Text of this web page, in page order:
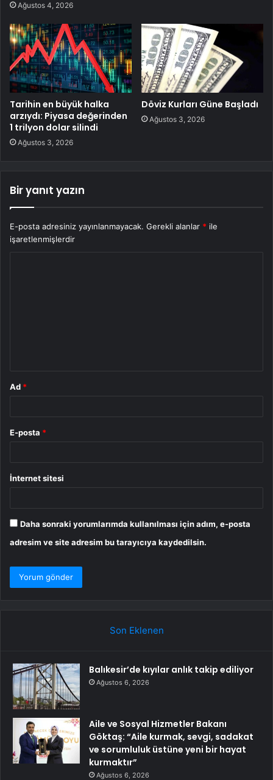
Ağustos 4, 2026
Tarihin en büyük halka
arzıydı: Piyasa değerinden
1 trilyon dolar silindi
Ağustos 3, 2026
Döviz Kurları Güne Başladı
Ağustos 3, 2026
Bir yanıt yazın
E-posta adresiniz yayınlanmayacak. Gerekli alanlar * ile
işaretlenmişlerdir
Ad *
E-posta *
İnternet sitesi
Daha sonraki yorumlarımda kullanılması için adım, e-posta
adresim ve site adresim bu tarayıcıya kaydedilsin.
Son Eklenen
Balıkesir’de kıyılar anlık takip ediliyor
Ağustos 6, 2026
Aile ve Sosyal Hizmetler Bakanı
Göktaş: “Aile kurmak, sevgi, sadakat
ve sorumluluk üstüne yeni bir hayat
kurmaktır”
Ağustos 6, 2026